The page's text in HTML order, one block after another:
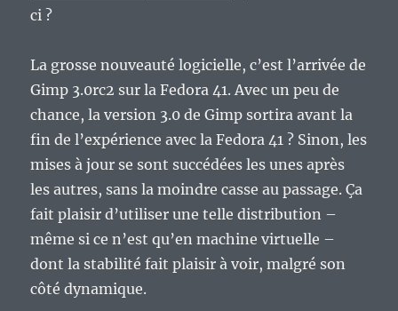
ci ?
La grosse nouveauté logicielle, c’est l’arrivée de
Gimp 3.0rc2 sur la Fedora 41. Avec un peu de
chance, la version 3.0 de Gimp sortira avant la
fin de l’expérience avec la Fedora 41 ? Sinon, les
mises à jour se sont succédées les unes après
les autres, sans la moindre casse au passage. Ça
fait plaisir d’utiliser une telle distribution –
même si ce n’est qu’en machine virtuelle –
dont la stabilité fait plaisir à voir, malgré son
côté dynamique.